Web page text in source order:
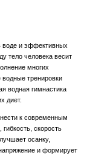
воде и эффективных
тело человека весит
многих
тренировки
водная гимнастика
диет.
к современным
скорость
осанку,
и формирует